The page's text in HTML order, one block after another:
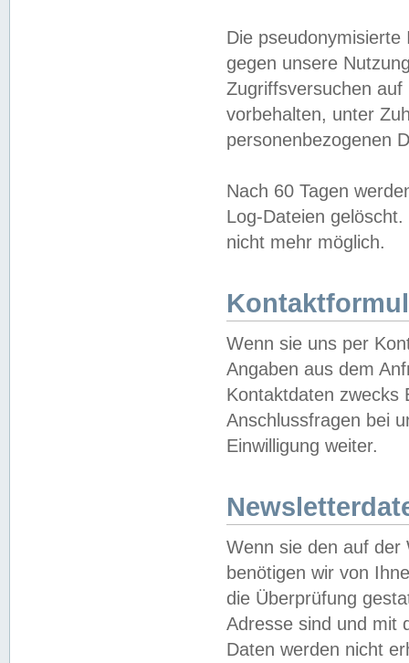
Die
gegen unsere
Zugriffsversuchen
vorbehalten, unter
personenbezogenen
Nach 60 Tagen
Log-Dateien
nicht mehr möglich.
Wenn sie uns per
Angaben aus dem
Kontaktdaten zwecks
Anschlussfragen bei
Einwilligung weiter.
Wenn sie den auf der
benötigen wir von
die Überprüfung
Adresse sind und mit
Daten werden nicht